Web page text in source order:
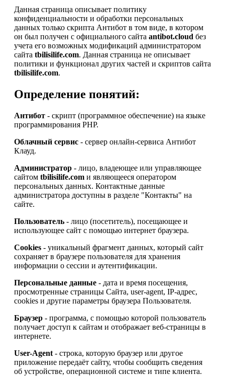
Данная страница описывает политику
конфиденциальности и обработки персональных
данных только скрипта Антибот в том виде, в котором
он был получен с официального сайта antibot.cloud без
учета его возможных модификаций администратором
сайта tbilisilife.com. Данная страница не описывает
политики и функционал других частей и скриптов сайта
tbilisilife.com.
Определение понятий:
Антибот - скрипт (программное обеспечение) на языке
программирования PHP.
Облачный сервис - сервер онлайн-сервиса Антибот
Клауд.
Администратор - лицо, владеющее или управляющее
сайтом tbilisilife.com и являющееся оператором
персональных данных. Контактные данные
администратора доступны в разделе "Контакты" на
сайте.
Пользователь - лицо (посетитель), посещающее и
использующее сайт с помощью интернет браузера.
Cookies - уникальный фрагмент данных, который сайт
сохраняет в браузере пользователя для хранения
информации о сессии и аутентификации.
Персональные данные - дата и время посещения,
просмотренные страницы Сайта, user-agent, IP-адрес,
cookies и другие параметры браузера Пользователя.
Браузер - программа, с помощью которой пользователь
получает доступ к сайтам и отображает веб-страницы в
интернете.
User-Agent - строка, которую браузер или другое
приложение передаёт сайту, чтобы сообщить сведения
об устройстве, операционной системе и типе клиента.